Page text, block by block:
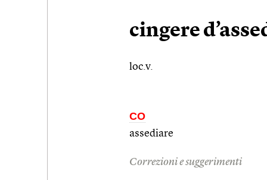
cingere
loc.v.
CO
assediare
Correzioni e suggerimenti